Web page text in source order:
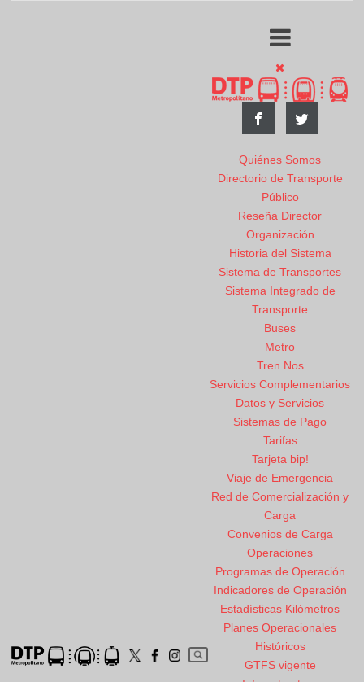
Quiénes Somos
Directorio de Transporte
Público
Reseña Director
Organización
Historia del Sistema
Sistema de Transportes
Sistema Integrado de
Transporte
Buses
Metro
Tren Nos
Servicios Complementarios
Datos y Servicios
Sistemas de Pago
Tarifas
Tarjeta bip!
Viaje de Emergencia
Red de Comercialización y
Carga
Convenios de Carga
Operaciones
Programas de Operación
Indicadores de Operación
Estadísticas Kilómetros
Planes Operacionales
Históricos
GTFS vigente